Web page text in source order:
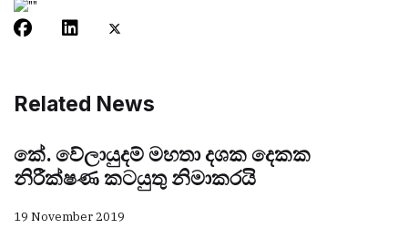
Related News
කේ. වේලායුදම් මහතා දශක දෙකක
නිරීක්ෂණ කටයුතු නිමාකරයි
19 November 2019